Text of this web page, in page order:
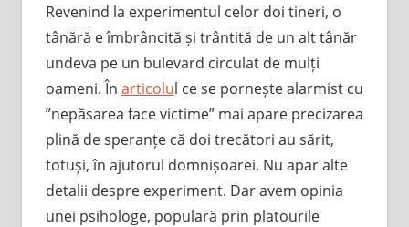
Revenind la experimentul celor doi tineri, o
tânără e îmbrâncită și trântită de un alt tânăr
undeva pe un bulevard circulat de mulți
oameni. În articolul ce se pornește alarmist cu
”nepăsarea face victime” mai apare precizarea
plină de speranțe că doi trecători au sărit,
totuși, în ajutorul domnișoarei. Nu apar alte
detalii despre experiment. Dar avem opinia
unei psihologe, populară prin platourile